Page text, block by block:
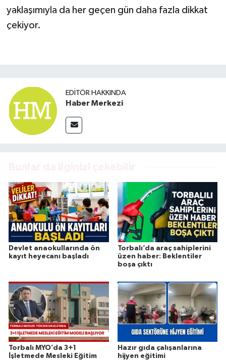
yaklaşımıyla da her geçen gün daha fazla dikkat
çekiyor.
EDITÖR HAKKINDA
Haber Merkezi
Devlet anaokullarında ön
kayıt heyecanı başladı
Torbalı’da araç sahiplerini
üzen haber: Beklentiler
boşa çıktı
Torbalı MYO’da 3+1
İşletmede Mesleki Eğitim
Hazır gıda çalışanlarına
hijyen eğitimi